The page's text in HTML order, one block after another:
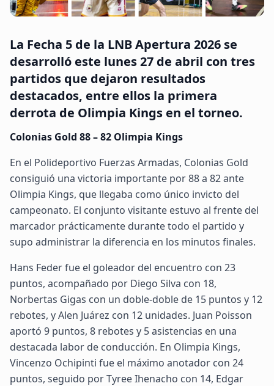
Reglamentos
CONTACTO
Contacto general
Canal de Denuncias
La Fecha 5 de la LNB Apertura 2026 se
desarrolló este lunes 27 de abril con tres
partidos que dejaron resultados
destacados, entre ellos la primera
derrota de Olimpia Kings en el torneo.
Colonias Gold 88 – 82 Olimpia Kings
En el Polideportivo Fuerzas Armadas, Colonias Gold
consiguió una victoria importante por 88 a 82 ante
Olimpia Kings, que llegaba como único invicto del
campeonato. El conjunto visitante estuvo al frente del
marcador prácticamente durante todo el partido y
supo administrar la diferencia en los minutos finales.
Hans Feder fue el goleador del encuentro con 23
puntos, acompañado por Diego Silva con 18,
Norbertas Gigas con un doble-doble de 15 puntos y 12
rebotes, y Alen Juárez con 12 unidades. Juan Poisson
aportó 9 puntos, 8 rebotes y 5 asistencias en una
destacada labor de conducción. En Olimpia Kings,
Vincenzo Ochipinti fue el máximo anotador con 24
puntos, seguido por Tyree Ihenacho con 14, Edgar